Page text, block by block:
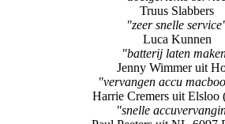
Truus Slabbers
"zeer snelle
Luca Kunnen
"batterij laten
Jenny Wimmer uit
"vervangen accu
Harrie Cremers uit Elsloo
"snelle